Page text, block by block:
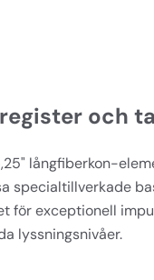
och
långfiberkon-
specialtillverkade
för exceptionell
lyssningsnivåer.